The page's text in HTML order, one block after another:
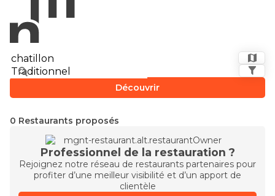
Découvrir
0 Restaurants proposés
Professionnel de la restauration ?
Rejoignez notre réseau de restaurants partenaires pour
profiter d’une meilleur visibilité et d’un apport de
clientèle